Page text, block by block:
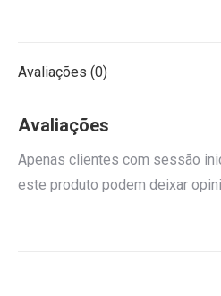
Avaliações (0)
Avaliações
Apenas clientes com sessão
este produto podem deixar